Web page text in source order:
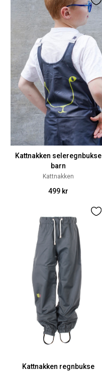
Kattnakken seleregnbukse
barn
Kattnakken
499 kr
Kattnakken regnbukse